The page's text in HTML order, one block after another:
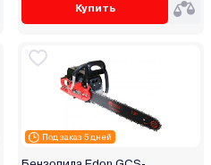
Купить
Под заказ 5 дней